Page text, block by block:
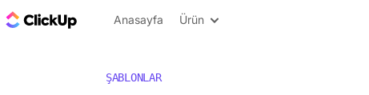
ClickUp Blog
Anasayfa Ürün
ŞABLONLAR